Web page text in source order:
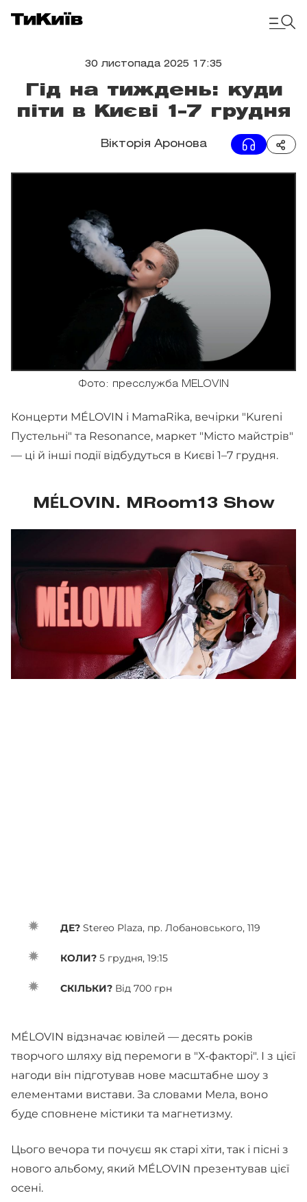
30 листопада 2025 17:35
Гід на тиждень: куди
піти в Києві 1–7 грудня
Вікторія Аронова
Фото: пресслужба MELOVIN
Концерти MÉLOVIN і MamaRika, вечірки "Kureni
Пустельні" та Resonance, маркет "Місто майстрів"
— ці й інші події відбудуться в Києві 1–7 грудня.
MÉLOVIN. MRoom13 Show
ДЕ? Stereo Plaza, пр. Лобановського, 119
КОЛИ? 5 грудня, 19:15
СКІЛЬКИ? Від 700 грн
MÉLOVIN відзначає ювілей — десять років
творчого шляху від перемоги в "Х-факторі". І з цієї
нагоди він підготував нове масштабне шоу з
елементами вистави. За словами Мела, воно
буде сповнене містики та магнетизму.
Цього вечора ти почуєш як старі хіти, так і пісні з
нового альбому, який MÉLOVIN презентував цієї
осені.